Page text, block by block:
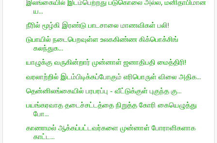
ய...
நீரில் மூழ்கி இரண்டு பாடசாலை மாணவிகள் பலி!
டுபாயில் நடைபெறவுள்ள உலககிண்ண கிக்பொக்சிங்
கலந்துக...
யாழுக்கு வருகின்றார் முன்னாள் ஜனாதிபதி மைத்திரி!
வரலாற்றில் இடம்பிடிக்கப்போகும் எரிபொருள் விலை அதிக...
தென்னிலங்கையில் பரபரப்பு - வீட்டுக்குள் புகுந்த கு...
பயங்கரவாத தடைச்சட்டத்தை நிறுத்த கோரி கையெழுத்து
போ...
காணாமல் ஆக்கப்பட்டவர்களை முன்னாள் போராளிகளாக
காட்ட...